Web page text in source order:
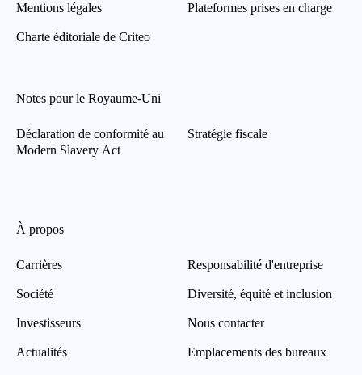
Mentions légales
Charte éditoriale de Criteo
Plateformes prises en charge
Notes pour le Royaume-Uni
Déclaration de conformité au
Modern Slavery Act
Stratégie fiscale
À propos
Carrières
Société
Investisseurs
Actualités
Responsabilité d'entreprise
Diversité, équité et inclusion
Nous contacter
Emplacements des bureaux